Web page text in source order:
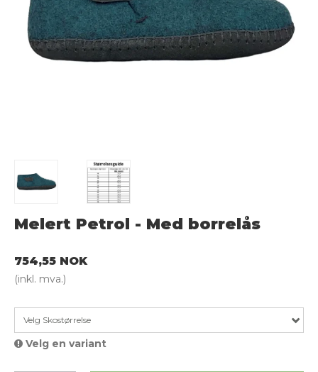
Melert Petrol - Med borrelås
754,55 NOK
(inkl. mva.)
Velg Skostørrelse
Velg en variant